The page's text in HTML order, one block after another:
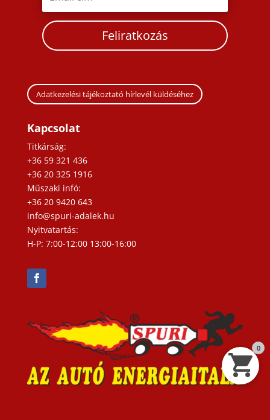
Feliratkozás
Adatkezelési tájékoztató hírlevél küldéséhez
Kapcsolat
Titkárság:
+36 59 321 436
+36 20 325 1916
Műszaki infó:
+36 20 9420 643
info@spuri-adalek.hu
Nyitvatartás:
H-P: 7:00-12:00 13:00-16:00
0